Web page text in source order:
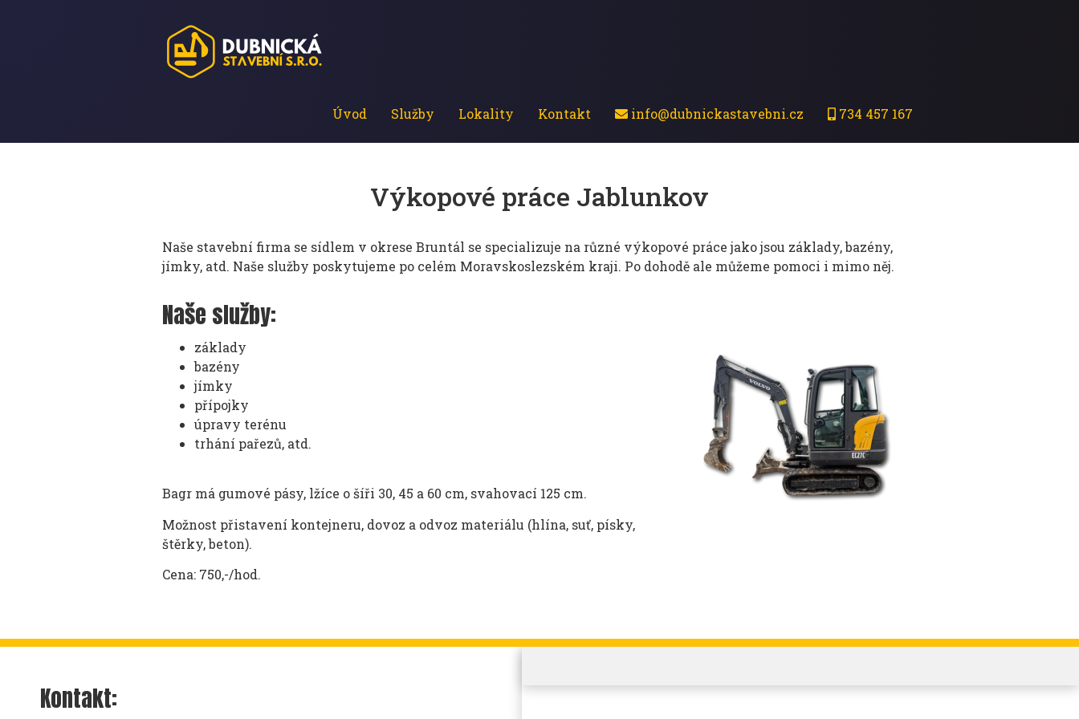
Úvod Služby Lokality Kontakt info@dubnickastavebni.cz 734 457 167
Výkopové práce Jablunkov
Naše stavební firma se sídlem v okrese Bruntál se specializuje na různé výkopové práce jako jsou základy, bazény,
jímky, atd. Naše služby poskytujeme po celém Moravskoslezském kraji. Po dohodě ale můžeme pomoci i mimo něj.
Naše služby:
základy
bazény
jímky
přípojky
úpravy terénu
trhání pařezů, atd.
Bagr má gumové pásy, lžíce o šíři 30, 45 a 60 cm, svahovací 125 cm.
Možnost přistavení kontejneru, dovoz a odvoz materiálu (hlína, suť, písky,
štěrky, beton).
Cena: 750,-/hod.
Kontakt: